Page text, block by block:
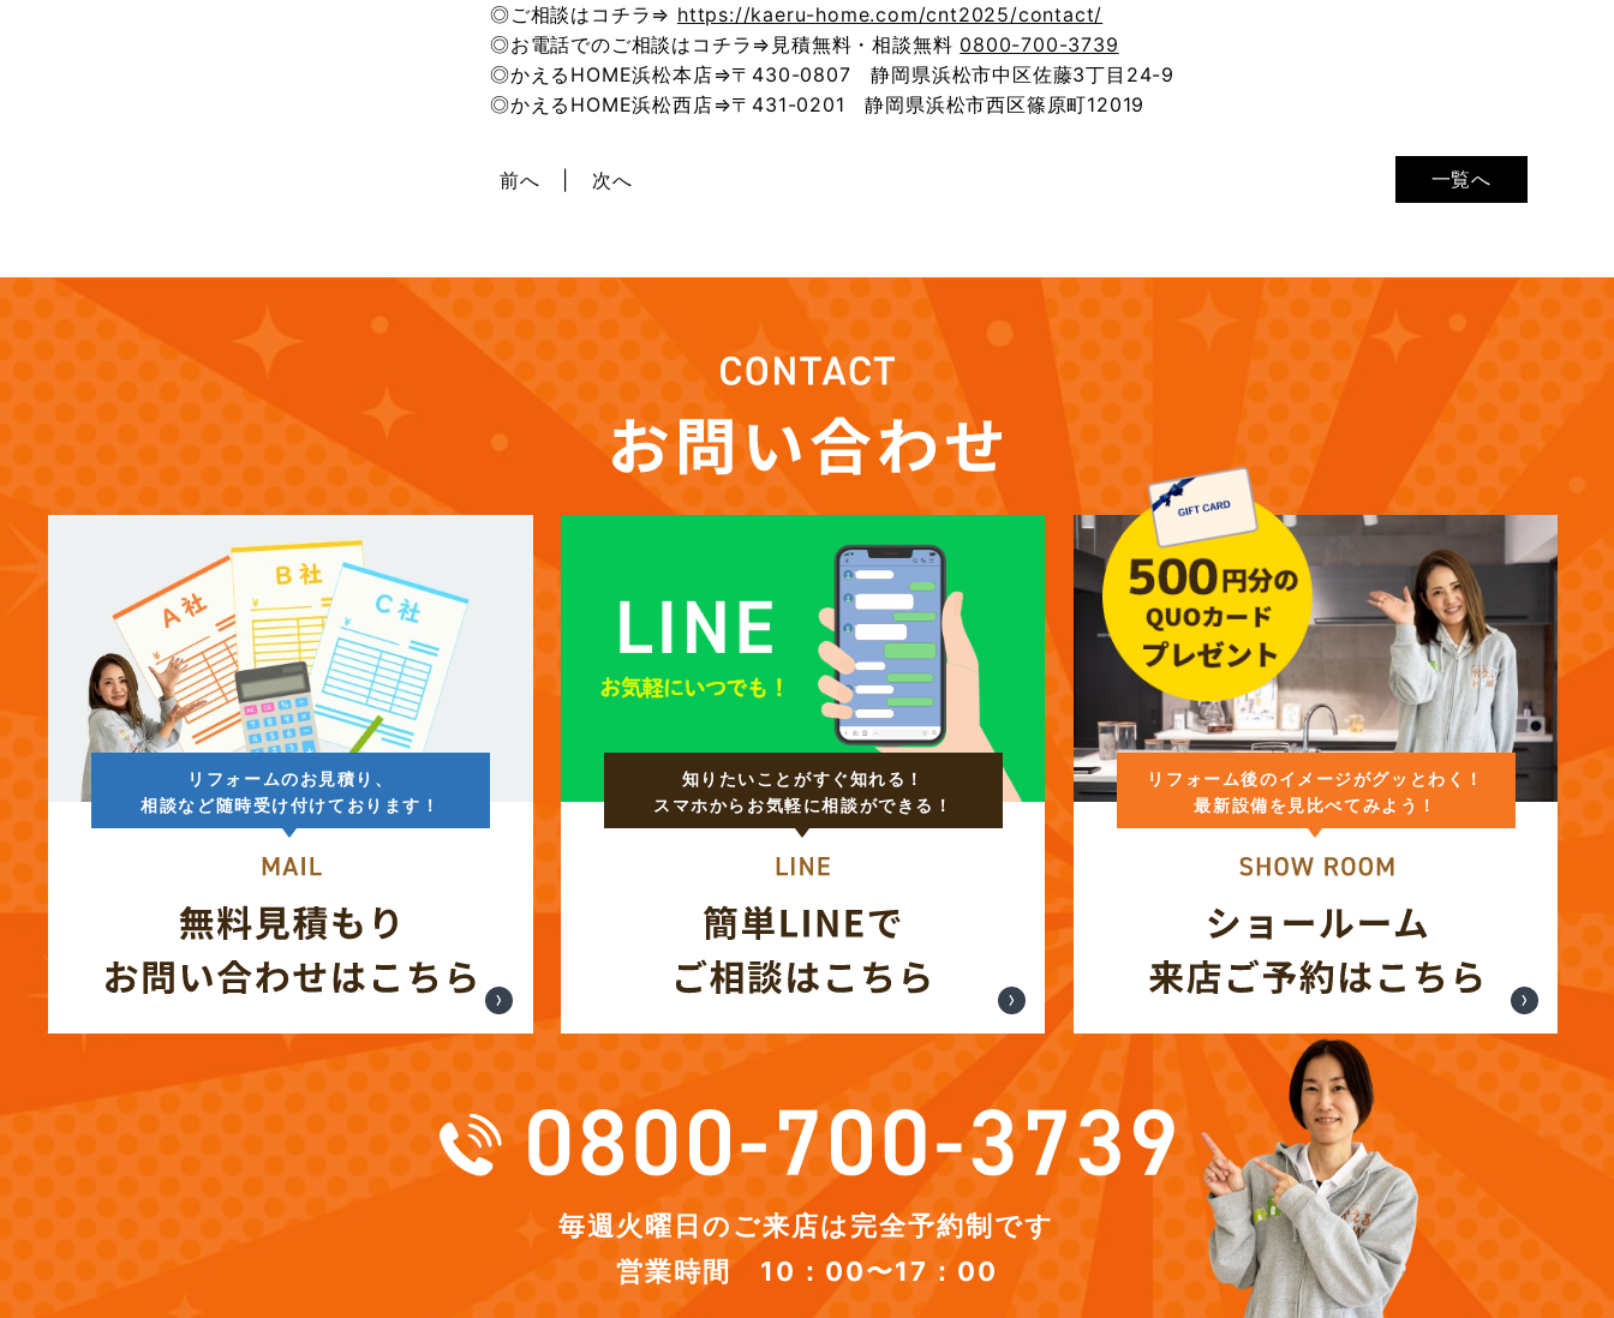
◎ご相談はコチラ⇒ https://kaeru-home.com/cnt2025/contact/
◎お電話でのご相談はコチラ⇒見積無料・相談無料 0800-700-3739
◎かえるHOME浜松本店⇒〒430-0807 静岡県浜松市中区佐藤3丁目24-9
◎かえるHOME浜松西店⇒〒431-0201 静岡県浜松市西区篠原町12019
一覧へ
前へ 次へ
2025年8月 (13)
2025年7月 (14)
(12)
2025年5月 (12)
2025年4月 (13)
2025年3月 (12)
2025年2月 (13)
2025年1月 (13)
(12)
2024年11月 (14)
2024年10月 (15)
(17)
(14)
2024年7月 (17)
2024年6月
リフォームのお見積り、
相談など随時受け付けております！
知りたいことがすぐ知れる！
スマホからお気軽に相談ができる！
リフォーム後のイメージがグッとわく！
最新設備を見比べてみよう！
毎週火曜日のご来店は完全予約制です
営業時間 10：00〜17：00